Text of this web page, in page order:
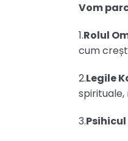
Vom
1.Rolul
cum
2.Legile
spirituale,
3.